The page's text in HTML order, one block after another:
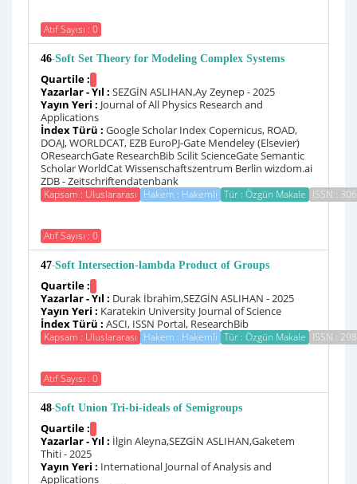
Atıf Sayısı : 0
46-Soft Set Theory for Modeling Complex Systems
Quartile :
Yazarlar - Yıl : SEZGİN ASLIHAN,Ay Zeynep - 2025
Yayın Yeri : Journal of All Physics Research and
Applications
İndex Türü : Google Scholar Index Copernicus, ROAD,
DOAJ, WORLDCAT, EZB EuroPJ-Gate Mendeley (Elsevier)
OResearchGate ResearchBib Scilit ScienceGate Semantic
Scholar WorldCat Wissenschaftszentrum Berlin wizdom.ai
ZDB - Zeitschriftendatenbank
Kapsam : Uluslararası Hakem : Hakemli Tür : Özgün Makale ISSN :
Atıf Sayısı : 0
47-Soft Intersection-lambda Product of Groups
Quartile :
Yazarlar - Yıl : Durak İbrahim,SEZGİN ASLIHAN - 2025
Yayın Yeri : Karatekin University Journal of Science
İndex Türü : ASCI, ISSN Portal, ResearchBib
Kapsam : Uluslararası Hakem : Hakemli Tür : Özgün Makale ISSN :
Atıf Sayısı : 0
48-Soft Union Tri-bi-ideals of Semigroups
Quartile :
Yazarlar - Yıl : İlgin Aleyna,SEZGİN ASLIHAN,Gaketem
Thiti - 2025
Yayın Yeri : International Journal of Analysis and
Applications